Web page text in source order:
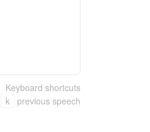
Keyboard shortcuts
k previous speech